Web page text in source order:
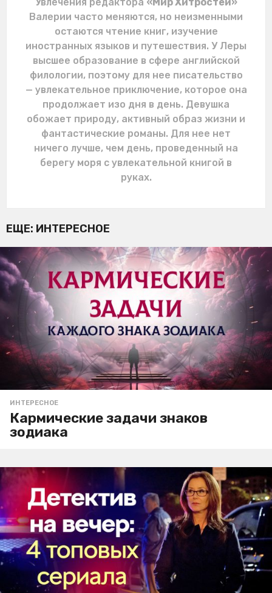
Валерии часто меняются, но неизменными
остаются чтение книг, изучение
иностранных языков и путешествия. У Леры
высшее образование в сфере английской
филологии, поэтому для нее писательство
— увлекательное приключение, которое она
продолжает изо дня в день. Девушка
обожает природу, активный образ жизни и
фантастические романы. Для нее нет
ничего лучше, чем день, проведенный на
берегу моря с увлекательной книгой в
руках.
ЕЩЕ: ИНТЕРЕСНОЕ
ИНТЕРЕСНОЕ
Кармические задачи знаков
зодиака